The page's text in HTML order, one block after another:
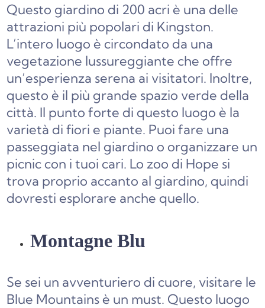
Questo giardino di 200 acri è una delle
attrazioni più popolari di Kingston.
L’intero luogo è circondato da una
vegetazione lussureggiante che offre
un’esperienza serena ai visitatori. Inoltre,
questo è il più grande spazio verde della
città. Il punto forte di questo luogo è la
varietà di fiori e piante. Puoi fare una
passeggiata nel giardino o organizzare un
picnic con i tuoi cari. Lo zoo di Hope si
trova proprio accanto al giardino, quindi
dovresti esplorare anche quello.
Montagne Blu
Se sei un avventuriero di cuore, visitare le
Blue Mountains è un must. Questo luogo